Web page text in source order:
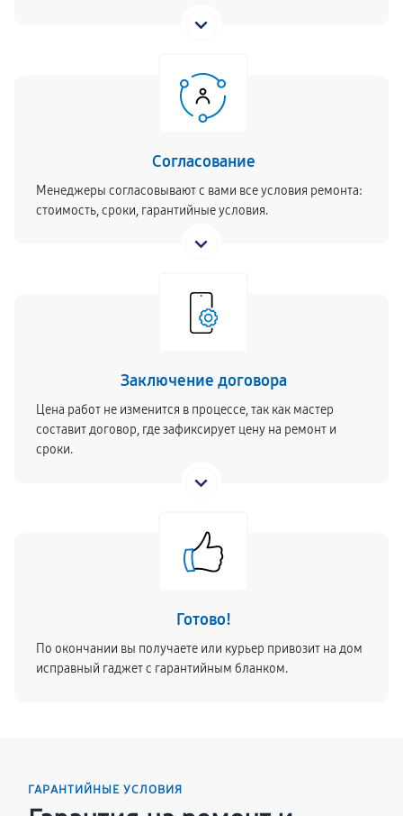
Согласование
Менеджеры согласовывают с вами все условия ремонта:
стоимость, сроки, гарантийные условия.
Заключение договора
Цена работ не изменится в процессе, так как мастер
составит договор, где зафиксирует цену на ремонт и
сроки.
Готово!
По окончании вы получаете или курьер привозит на дом
исправный гаджет с гарантийным бланком.
ГАРАНТИЙНЫЕ УСЛОВИЯ